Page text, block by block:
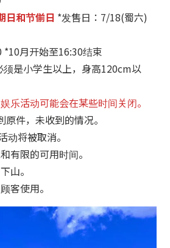
日和节偂日 *发售日：7/18(蜀六)
*10月开始至16:30结束
须是小学生以上，身高120cm以
乐活动可能会在某些时间关闭。
件，未收到的情况。
动将被取消。
有限的可用时间。
山。
客使用。